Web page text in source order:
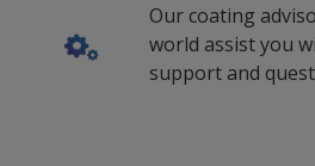
Our coating
world assist you
support and